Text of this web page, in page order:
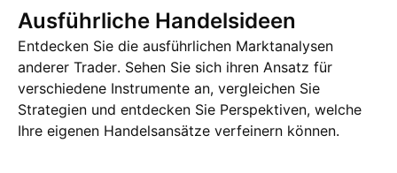
Ausführliche Handelsideen
Entdecken Sie die ausführlichen Marktanalysen
anderer Trader. Sehen Sie sich ihren Ansatz für
verschiedene Instrumente an, vergleichen Sie
Strategien und entdecken Sie Perspektiven, welche
Ihre eigenen Handelsansätze verfeinern können.